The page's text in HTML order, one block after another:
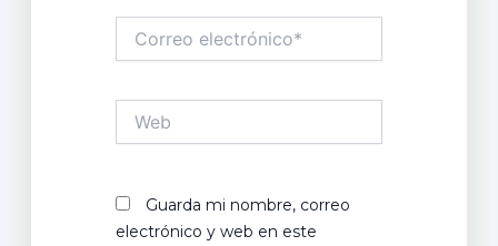
electrónico*
Guarda mi nombre, correo
electrónico y web en este